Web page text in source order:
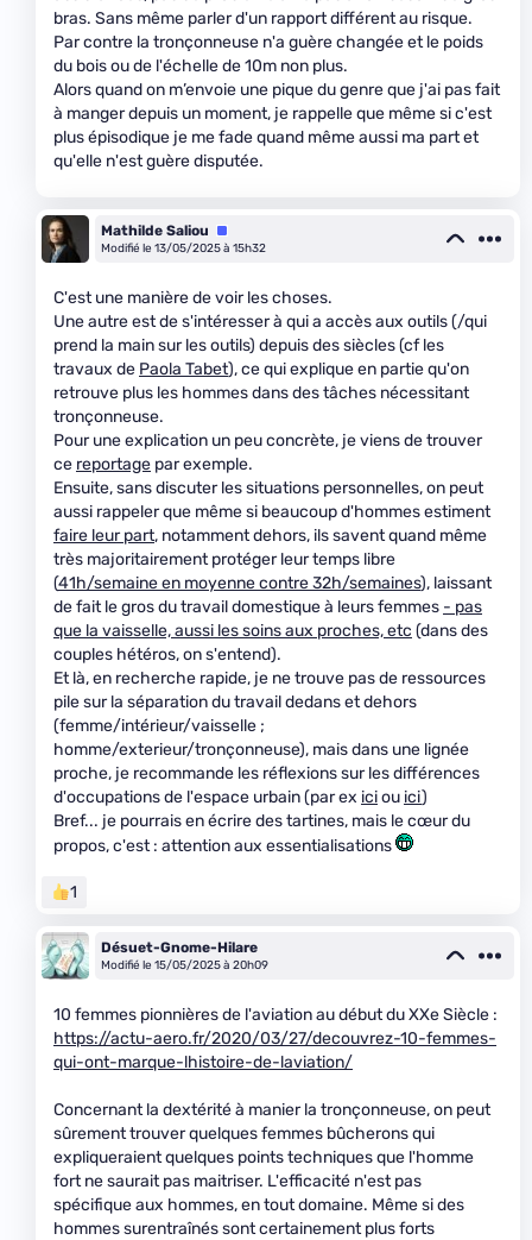
bras. Sans même parler d'un rapport différent au risque.
Par contre la tronçonneuse n'a guère changée et le poids
du bois ou de l'échelle de 10m non plus.
Alors quand on m’envoie une pique du genre que j'ai pas fait
à manger depuis un moment, je rappelle que même si c'est
plus épisodique je me fade quand même aussi ma part et
qu'elle n'est guère disputée.
Mathilde Saliou
Équipe
Modifié le 13/05/2025 à 15h32
C'est une manière de voir les choses.
Une autre est de s'intéresser à qui a accès aux outils (/qui
prend la main sur les outils) depuis des siècles (cf les
travaux de Paola Tabet), ce qui explique en partie qu'on
retrouve plus les hommes dans des tâches nécessitant
tronçonneuse.
Pour une explication un peu concrète, je viens de trouver
ce reportage par exemple.
Ensuite, sans discuter les situations personnelles, on peut
aussi rappeler que même si beaucoup d'hommes estiment
faire leur part, notamment dehors, ils savent quand même
très majoritairement protéger leur temps libre
(41h/semaine en moyenne contre 32h/semaines), laissant
de fait le gros du travail domestique à leurs femmes - pas
que la vaisselle, aussi les soins aux proches, etc (dans des
couples hétéros, on s'entend).
Et là, en recherche rapide, je ne trouve pas de ressources
pile sur la séparation du travail dedans et dehors
(femme/intérieur/vaisselle ;
homme/exterieur/tronçonneuse), mais dans une lignée
proche, je recommande les réflexions sur les différences
d'occupations de l'espace urbain (par ex iciou ici)
Bref... je pourrais en écrire des tartines, mais le cœur du
propos, c'est : attention aux essentialisations
1
Désuet-Gnome-Hilare
Modifié le 15/05/2025 à 20h09
10 femmes pionnières de l'aviation au début du XXe Siècle :
https://actu-aero.fr/2020/03/27/decouvrez-10-femmes-
qui-ont-marque-lhistoire-de-laviation/
Concernant la dextérité à manier la tronçonneuse, on peut
sûrement trouver quelques femmes bûcherons qui
expliqueraient quelques points techniques que l'homme
fort ne saurait pas maitriser. L'efficacité n'est pas
spécifique aux hommes, en tout domaine. Même si des
hommes surentraînés sont certainement plus forts